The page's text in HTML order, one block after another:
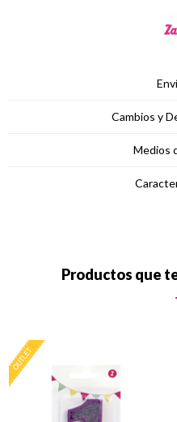
Cambios y
Medios
Productos que